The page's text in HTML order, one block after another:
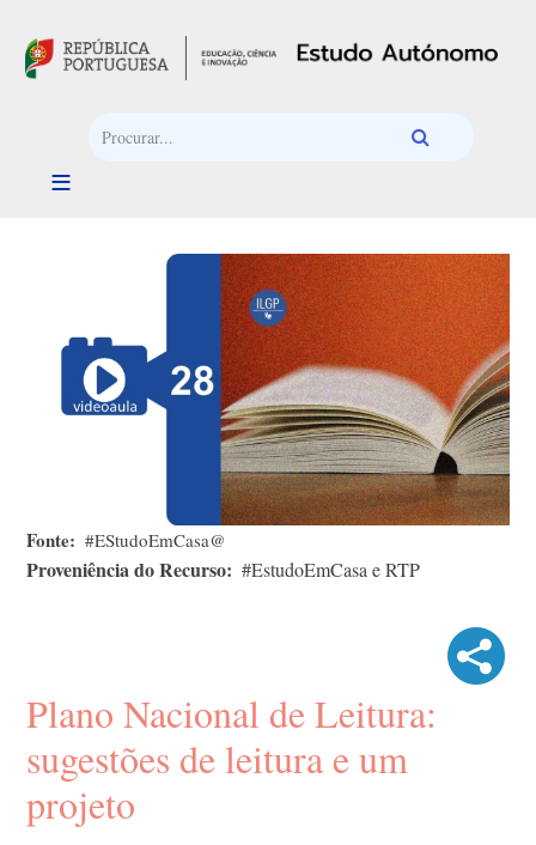
Fonte #EStudoEmCasa@
Proveniência do Recurso #EstudoEmCasa e RTP
Plano Nacional de Leitura:
sugestões de leitura​ e um
projeto